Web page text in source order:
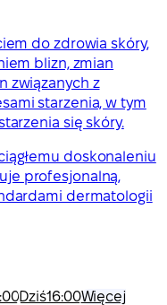
do zdrowia skóry,
blizn, zmian
związanych z
starzenia, w tym
się skóry.
doskonaleniu
profesjonalną,
dermatologii
Dziś16:00Więcej